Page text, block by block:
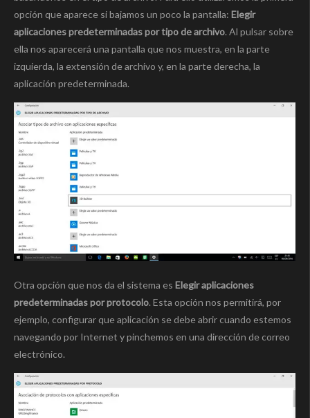
opción que aparece si bajamos un poco la pantalla: Elegir
aplicaciones predeterminadas por tipo de archivo. Al pulsar sobre
ella nos aparecerá una pantalla que nos muestra, en la parte
izquierda, la extensión de archivo y, en la parte derecha, la
aplicación predeterminada.
Otra opción que nos da el sistema es Elegir aplicaciones
predeterminadas por protocolo. Esta opción nos permitirá, por
ejemplo, configurar que aplicación se debe abrir cuando estemos
navegando por Internet y pinchemos en una dirección de correo
electrónico.